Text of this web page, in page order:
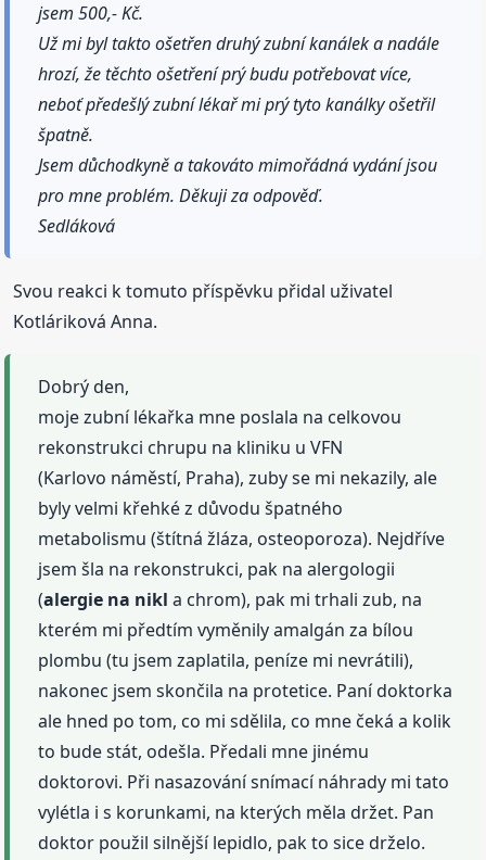
jsem 500,- Kč.
Už mi byl takto ošetřen druhý zubní kanálek a nadále
hrozí, že těchto ošetření prý budu potřebovat více,
neboť předešlý zubní lékař mi prý tyto kanálky ošetřil
špatně.
Jsem důchodkyně a takováto mimořádná vydání jsou
pro mne problém. Děkuji za odpověď.
Sedláková
Svou reakci k tomuto příspěvku přidal uživatel
Kotláriková Anna.
Dobrý den,
moje zubní lékařka mne poslala na celkovou
rekonstrukci chrupu na kliniku u VFN
(Karlovo náměstí, Praha), zuby se mi nekazily, ale
byly velmi křehké z důvodu špatného
metabolismu (štítná žláza, osteoporoza). Nejdříve
jsem šla na rekonstrukci, pak na alergologii
(alergie na nikl a chrom), pak mi trhali zub, na
kterém mi předtím vyměnily amalgán za bílou
plombu (tu jsem zaplatila, peníze mi nevrátili),
nakonec jsem skončila na protetice. Paní doktorka
ale hned po tom, co mi sdělila, co mne čeká a kolik
to bude stát, odešla. Předali mne jinému
doktorovi. Při nasazování snímací náhrady mi tato
vylétla i s korunkami, na kterých měla držet. Pan
doktor použil silnější lepidlo, pak to sice drželo.